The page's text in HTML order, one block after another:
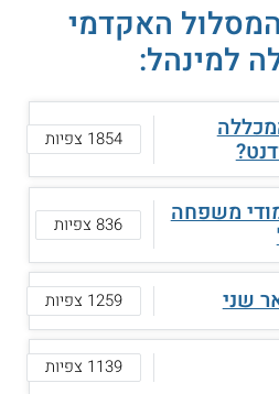
האקדמי
למינהל:
1854 צפיות
משפחה 836 צפיות
שני 1259 צפיות
1139 צפיות